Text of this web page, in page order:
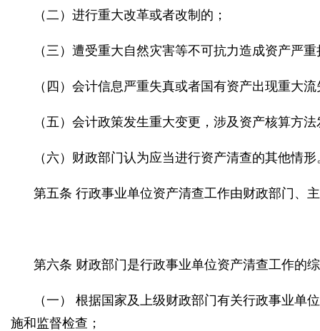
（二）进行重大改革或者改制的；
（三）遭受重大自然灾害等不可抗力造成资产严
（四）会计信息严重失真或者国有资产出现重大
（五）会计政策发生重大变更，涉及资产核算方
（六）财政部门认为应当进行资产清查的其他情形
第五条 行政事业单位资产清查工作由财政部门、
第六条 财政部门是行政事业单位资产清查工作的
（一） 根据国家及上级财政部门有关行政事业
施和监督检查；